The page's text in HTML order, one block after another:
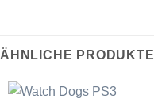
ÄHNLICHE PRODUKTE